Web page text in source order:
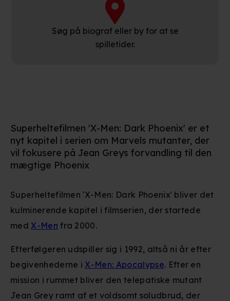
Søg på biograf eller by for at se
spilletider.
Superheltefilmen 'X-Men: Dark Phoenix' er et
nyt kapitel i serien om Marvels mutanter, der
vil fokusere på Jean Greys forvandling til den
mægtige Phoenix
Superheltefilmen 'X-Men: Dark Phoenix' bliver det
kulminerende kapitel i filmserien, der startede
med X-Men fra 2000.
Efterfølgeren udspiller sig i 1992, altså ni år efter
begivenhederne i X-Men: Apocalypse. Efter en
mission i rummet bliver den telepatiske mutant
Jean Grey ramt af et voldsomt soludbrud, der